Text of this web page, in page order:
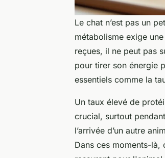
Le chat n’est pas un
métabolisme exige
reçues, il ne peut pas
pour tirer son énergie
essentiels comme la
Un taux élevé de
crucial, surtout
l’arrivée d’un autre
Dans ces moments-là,